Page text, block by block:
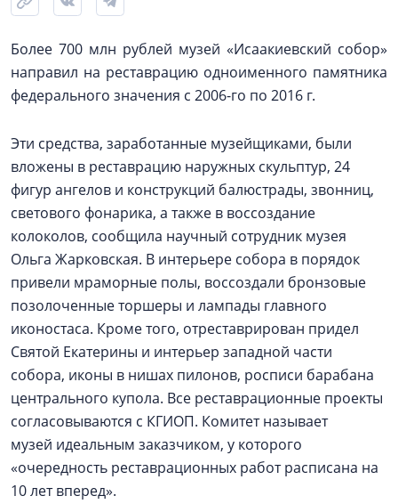
Более 700 млн рублей музей «Исаакиевский собор»
направил на реставрацию одноименного памятника
федерального значения с 2006-го по 2016 г.
Эти средства, заработанные музейщиками, были
вложены в реставрацию наружных скульптур, 24
фигур ангелов и конструкций балюстрады, звонниц,
светового фонарика, а также в воссоздание
колоколов, сообщила научный сотрудник музея
Ольга Жарковская. В интерьере собора в порядок
привели мраморные полы, воссоздали бронзовые
позолоченные торшеры и лампады главного
иконостаса. Кроме того, отреставрирован придел
Святой Екатерины и интерьер западной части
собора, иконы в нишах пилонов, росписи барабана
центрального купола. Все реставрационные проекты
согласовываются с КГИОП. Комитет называет
музей идеальным заказчиком, у которого
«очередность реставрационных работ расписана на
10 лет вперед».